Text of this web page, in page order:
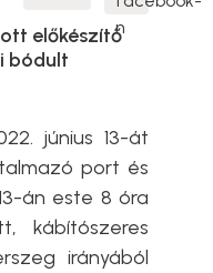
előkészítő
bódult
június 13-át
port és
án este 8 óra
kábítószeres
irányából